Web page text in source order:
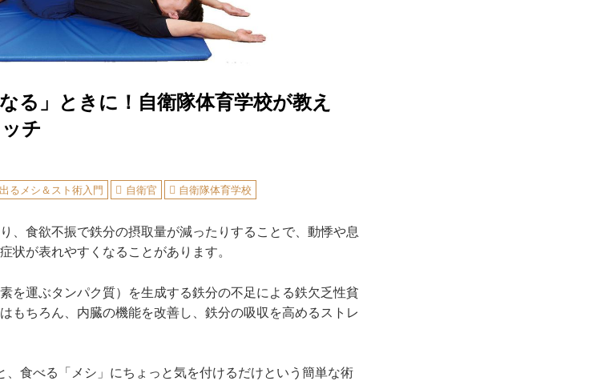
る」ときに！自衛隊体育学校が教え
チ
るメシ＆スト術入門 自衛官 自衛隊体育学校
、食欲不振で鉄分の摂取量が減ったりすることで、動悸や息
状が表れやすくなることがあります。
を運ぶタンパク質）を生成する鉄分の不足による鉄欠乏性貧
もちろん、内臓の機能を改善し、鉄分の吸収を高めるストレ
食べる「メシ」にちょっと気を付けるだけという簡単な術